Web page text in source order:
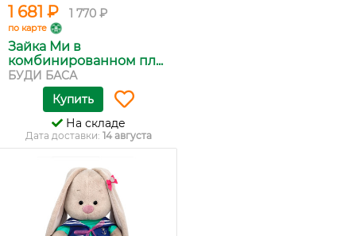
1 681 ₽ 1 770 ₽
по карте
Зайка Ми в
комбинированном пл...
БУДИ БАСА
Купить
На складе
Дата доставки: 14 августа